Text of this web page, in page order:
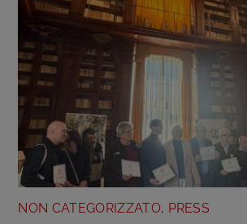
NON CATEGORIZZATO, PRESS